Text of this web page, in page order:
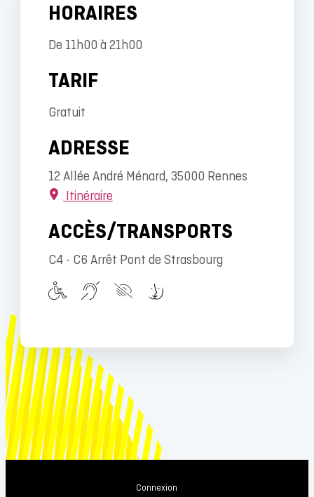
HORAIRES
De 11h00 à 21h00
TARIF
Gratuit
ADRESSE
12 Allée André Ménard, 35000 Rennes
Itinéraire
ACCÈS/TRANSPORTS
C4 - C6 Arrêt Pont de Strasbourg
Connexion